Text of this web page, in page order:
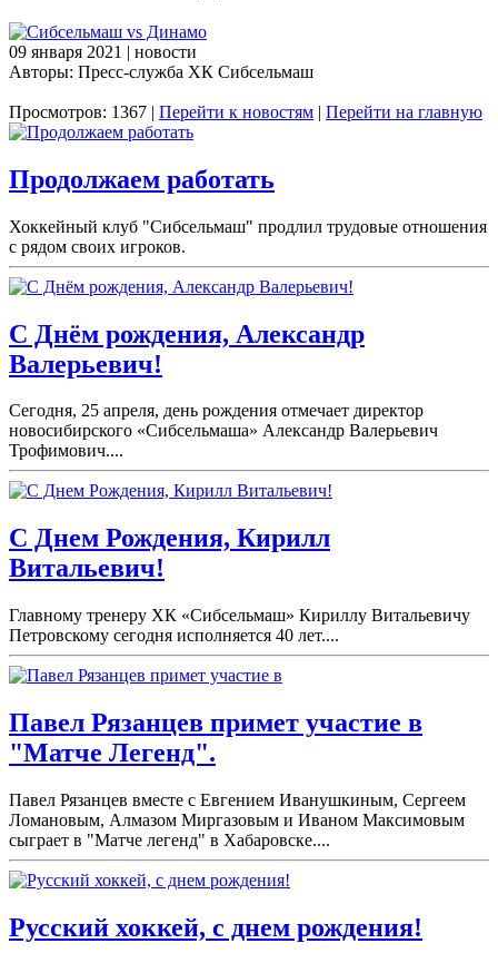
09 января 2021 | новости
Авторы: Пресс-служба ХК Сибсельмаш
Просмотров: 1367 | Перейти к новостям | Перейти на главную
Продолжаем работать
Хоккейный клуб "Сибсельмаш" продлил трудовые отношения
с рядом своих игроков.
С Днём рождения, Александр
Валерьевич!
Сегодня, 25 апреля, день рождения отмечает директор
новосибирского «Сибсельмаша» Александр Валерьевич
Трофимович....
С Днем Рождения, Кирилл
Витальевич!
Главному тренеру ХК «Сибсельмаш» Кириллу Витальевичу
Петровскому сегодня исполняется 40 лет....
Павел Рязанцев примет участие в
"Матче Легенд".
Павел Рязанцев вместе с Евгением Иванушкиным, Сергеем
Ломановым, Алмазом Миргазовым и Иваном Максимовым
сыграет в "Матче легенд" в Хабаровске....
Русский хоккей, с днем рождения!